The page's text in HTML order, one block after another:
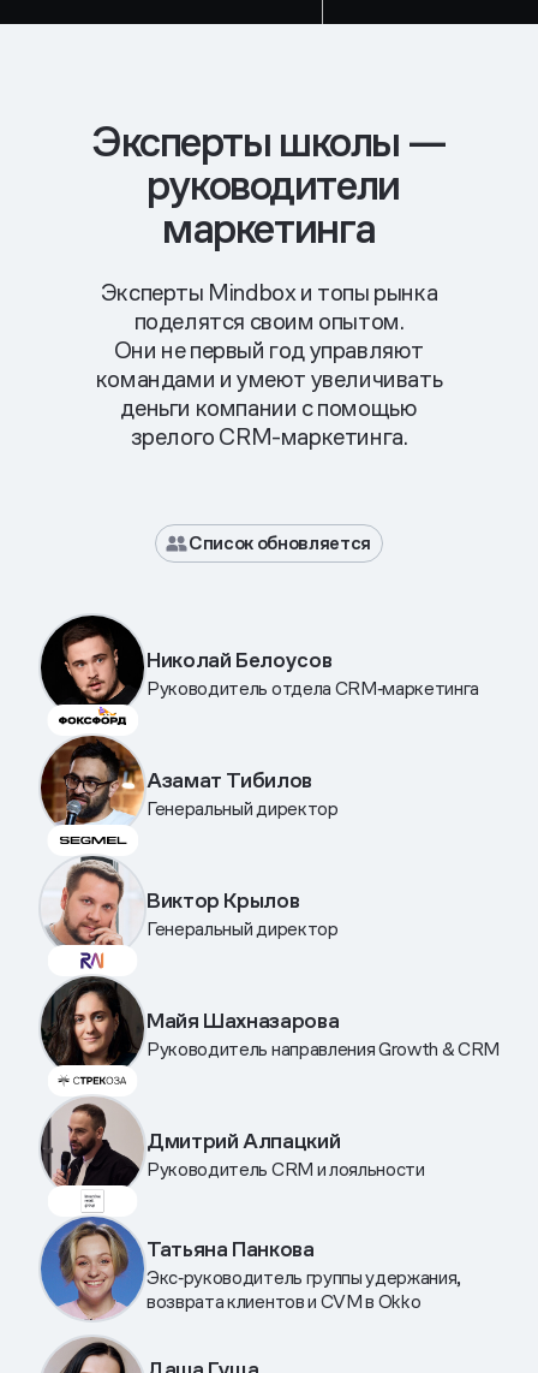
Эксперты школы —
руководители
маркетинга
Эксперты Mindbox и топы рынка
поделятся своим опытом.
Они не первый год управляют
командами и умеют увеличивать
деньги компании с помощью
зрелого CRM-маркетинга.
Список обновляется
Николай Белоусов
Руководитель отдела CRM‑маркетинга
Азамат Тибилов
Генеральный директор
Виктор Крылов
Генеральный директор
Майя Шахназарова
Руководитель направления Growth & CRM
Дмитрий Алпацкий
Руководитель CRM и лояльности
Татьяна Панкова
Экс‑руководитель группы удержания,
возврата клиентов и CVM в Okko